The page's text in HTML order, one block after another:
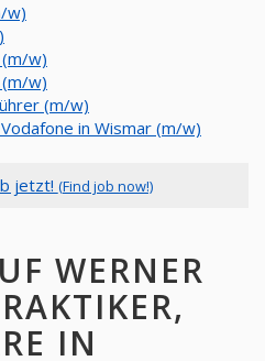
w)
w)
(m/w)
(m/w)
in Wismar (m/w)
jetzt! (Find job now!)
WERNER
IN